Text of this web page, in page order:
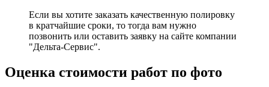
Если вы хотите заказать качественную полировку
в кратчайшие сроки, то тогда вам нужно
позвонить или оставить заявку на сайте компании
"Дельта-Сервис".
Оценка стоимости работ по фото